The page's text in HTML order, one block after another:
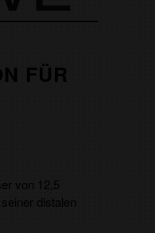
FÜR
von 12,5
distalen